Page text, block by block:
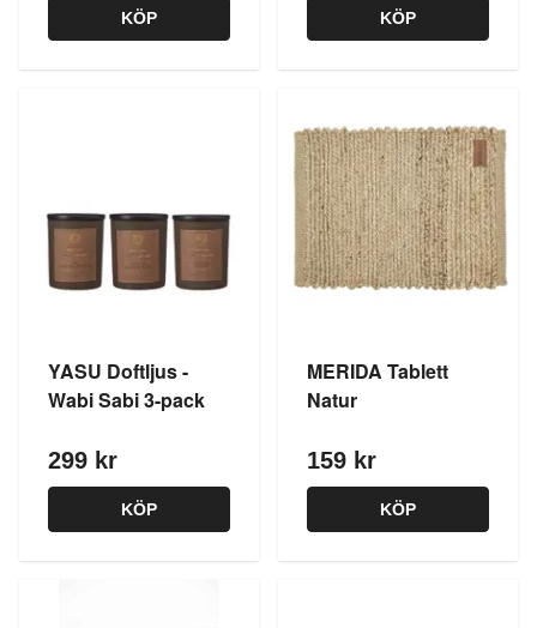
KÖP KÖP
YASU Doftljus -
Wabi Sabi 3-pack
299 kr
KÖP
MERIDA Tablett
Natur
159 kr
KÖP